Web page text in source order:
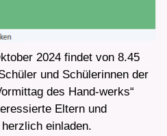
2024 findet von 8.45
und Schülerinnen der
des Hand-werks“
Eltern und
einladen.